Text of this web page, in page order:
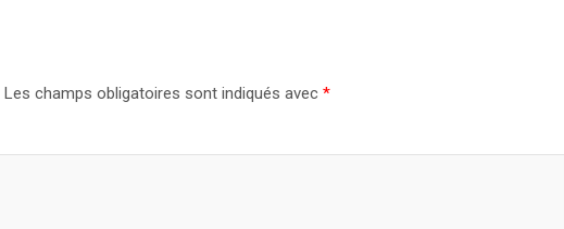
Les champs obligatoires sont indiqués avec *